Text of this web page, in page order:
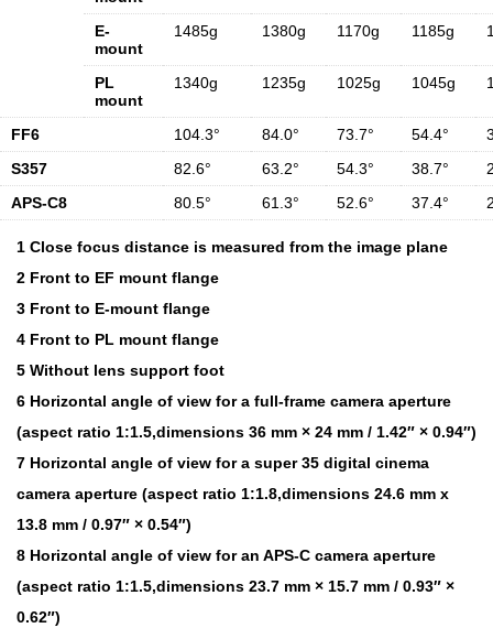
E-
mount
1485g 1380g 1170g 1185g
PL
mount
1340g 1235g 1025g 1045g
FF6 104.3° 84.0° 73.7° 54.4°
S357
82.6° 63.2° 54.3° 38.7°
APS-C8
80.5° 61.3° 52.6° 37.4°
1 Close focus distance is measured from the image plane
2 Front to EF mount flange
3 Front to E-mount flange
4 Front to PL mount flange
5 Without lens support foot
6 Horizontal angle of view for a full-frame camera aperture
(aspect ratio 1:1.5,dimensions 36 mm × 24 mm / 1.42″ × 0.94″)
7 Horizontal angle of view for a super 35 digital cinema
camera aperture (aspect ratio 1:1.8,dimensions 24.6 mm x
13.8 mm / 0.97″ × 0.54″)
8 Horizontal angle of view for an APS-C camera aperture
(aspect ratio 1:1.5,dimensions 23.7 mm × 15.7 mm / 0.93″ ×
0.62″)